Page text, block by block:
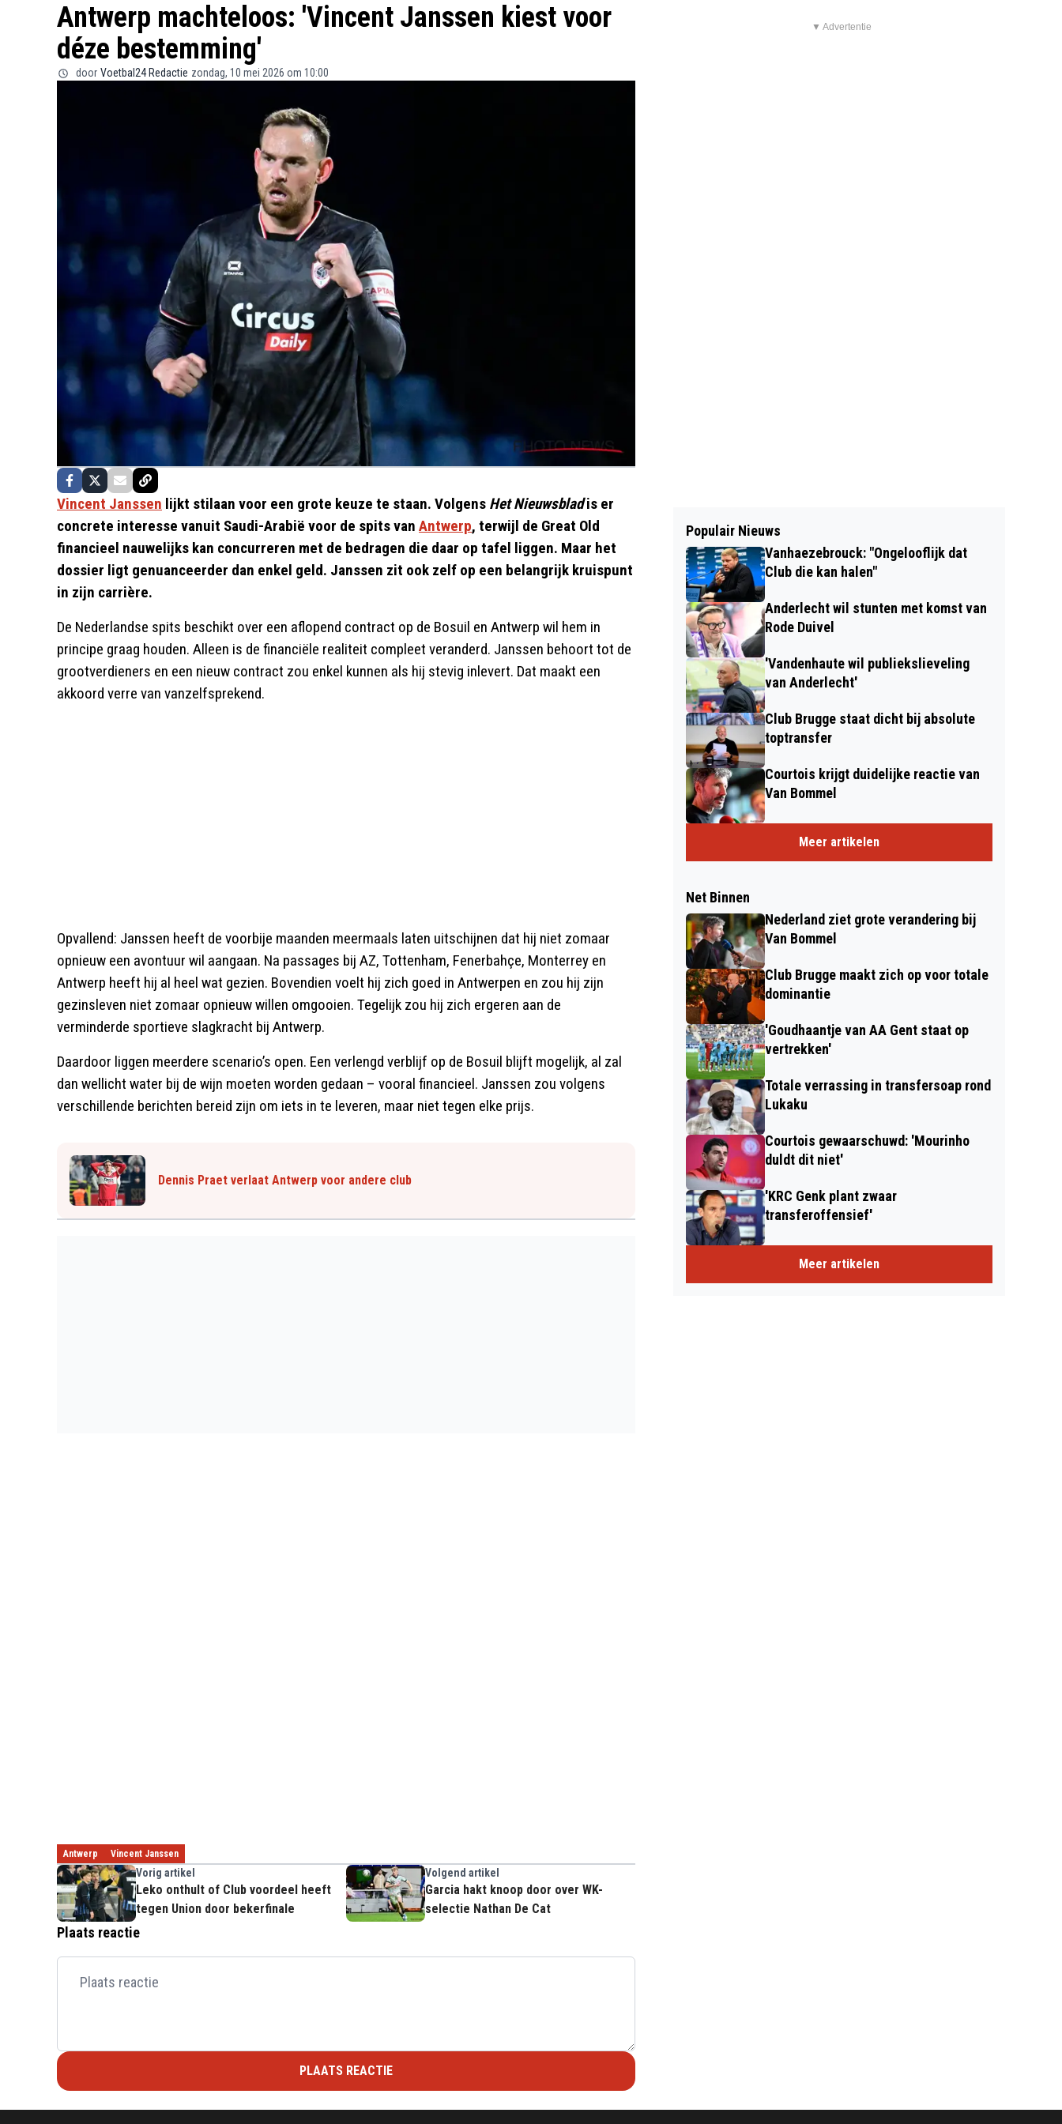
Antwerp machteloos: 'Vincent Janssen kiest voor
déze bestemming'
door Voetbal24 Redactie zondag, 10 mei 2026 om 10:00
Vincent Janssen lijkt stilaan voor een grote keuze te staan. Volgens Het Nieuwsbladis er
concrete interesse vanuit Saudi-Arabië voor de spits van Antwerp, terwijl de Great Old
financieel nauwelijks kan concurreren met de bedragen die daar op tafel liggen. Maar het
dossier ligt genuanceerder dan enkel geld. Janssen zit ook zelf op een belangrijk kruispunt
in zijn carrière.
De Nederlandse spits beschikt over een aflopend contract op de Bosuil en Antwerp wil hem in
principe graag houden. Alleen is de financiële realiteit compleet veranderd. Janssen behoort tot de
grootverdieners en een nieuw contract zou enkel kunnen als hij stevig inlevert. Dat maakt een
akkoord verre van vanzelfsprekend.
Opvallend: Janssen heeft de voorbije maanden meermaals laten uitschijnen dat hij niet zomaar
opnieuw een avontuur wil aangaan. Na passages bij AZ, Tottenham, Fenerbahçe, Monterrey en
Antwerp heeft hij al heel wat gezien. Bovendien voelt hij zich goed in Antwerpen en zou hij zijn
gezinsleven niet zomaar opnieuw willen omgooien. Tegelijk zou hij zich ergeren aan de
verminderde sportieve slagkracht bij Antwerp.
Daardoor liggen meerdere scenario’s open. Een verlengd verblijf op de Bosuil blijft mogelijk, al zal
dan wellicht water bij de wijn moeten worden gedaan – vooral financieel. Janssen zou volgens
verschillende berichten bereid zijn om iets in te leveren, maar niet tegen elke prijs.
Dennis Praet verlaat Antwerp voor andere club
Antwerp Vincent Janssen
Vorig artikel
Leko onthult of Club voordeel heeft
tegen Union door bekerfinale
Volgend artikel
Garcia hakt knoop door over WK-
selectie Nathan De Cat
Plaats reactie
PLAATS REACTIE
▼ Advertentie
Populair Nieuws
Vanhaezebrouck: "Ongelooflijk dat
Club die kan halen"
Anderlecht wil stunten met komst van
Rode Duivel
'Vandenhaute wil publiekslieveling
van Anderlecht'
Club Brugge staat dicht bij absolute
toptransfer
Courtois krijgt duidelijke reactie van
Van Bommel
Meer artikelen
Net Binnen
Nederland ziet grote verandering bij
Van Bommel
Club Brugge maakt zich op voor totale
dominantie
'Goudhaantje van AA Gent staat op
vertrekken'
Totale verrassing in transfersoap rond
Lukaku
Courtois gewaarschuwd: 'Mourinho
duldt dit niet'
'KRC Genk plant zwaar
transferoffensief'
Meer artikelen